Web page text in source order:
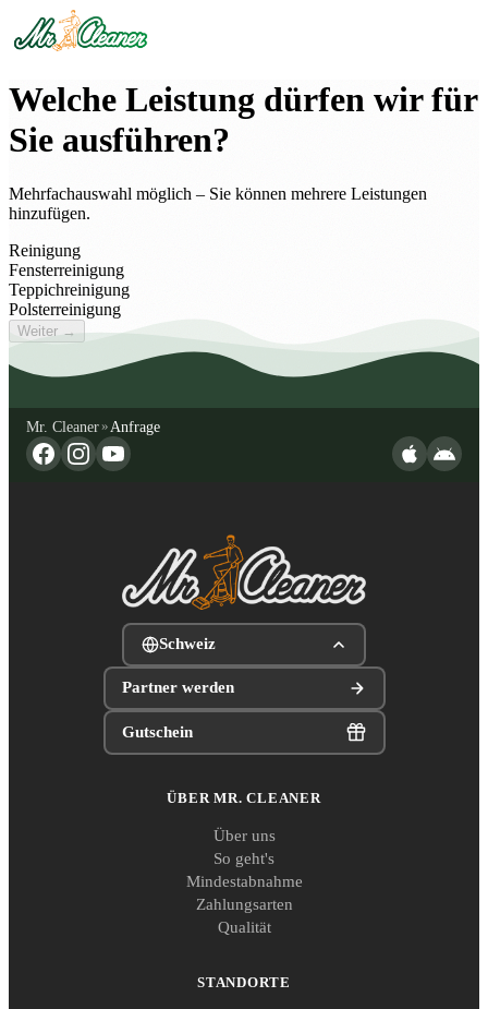
Welche Leistung dürfen wir für
Sie ausführen?
Mehrfachauswahl möglich – Sie können mehrere Leistungen
hinzufügen.
Reinigung
Fensterreinigung
Teppichreinigung
Polsterreinigung
Weiter →
Mr. Cleaner» Anfrage
Schweiz
Partner werden
Gutschein
ÜBER MR. CLEANER
Über uns
So geht's
Mindestabnahme
Zahlungsarten
Qualität
STANDORTE